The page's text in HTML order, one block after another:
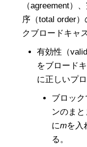
（agreement）
序（total order
クブロードキャ
有効性（
をブロード
に正しいプ
ブロッ
ンのま
にmを入
る。